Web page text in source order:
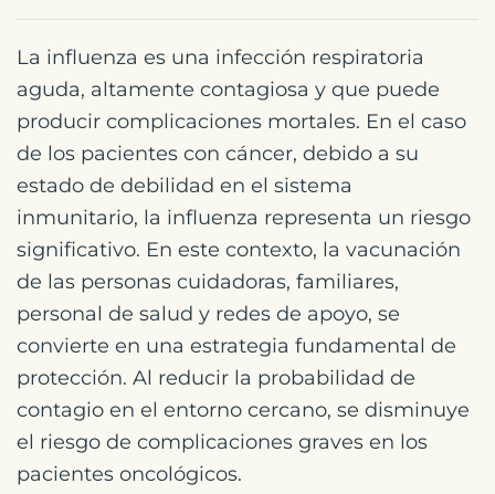
La influenza es una infección respiratoria
aguda, altamente contagiosa y que puede
producir complicaciones mortales. En el caso
de los pacientes con cáncer, debido a su
estado de debilidad en el sistema
inmunitario, la influenza representa un riesgo
significativo. En este contexto, la vacunación
de las personas cuidadoras, familiares,
personal de salud y redes de apoyo, se
convierte en una estrategia fundamental de
protección. Al reducir la probabilidad de
contagio en el entorno cercano, se disminuye
el riesgo de complicaciones graves en los
pacientes oncológicos.